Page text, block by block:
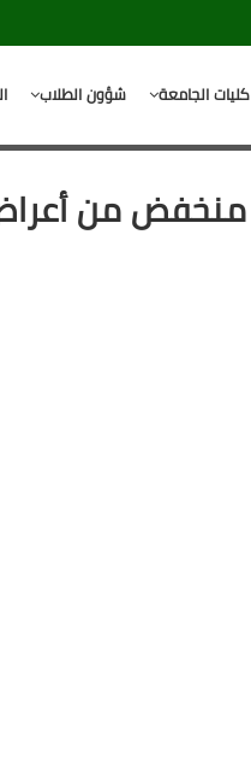
كليات الجامعة شؤون الطلاب
من